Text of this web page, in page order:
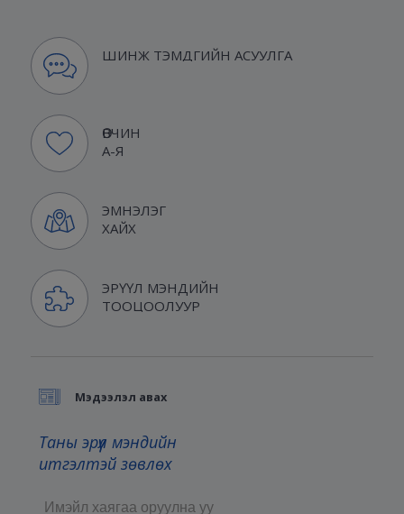
ШИНЖ ТЭМДГИЙН АСУУЛГА
ӨВЧИН
А-Я
ЭМНЭЛЭГ
ХАЙХ
ЭРҮҮЛ МЭНДИЙН
ТООЦООЛУУР
Мэдээлэл авах
Таны эрүүл мэндийн
итгэлтэй зөвлөх